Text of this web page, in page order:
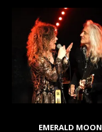
EMERALD MOON